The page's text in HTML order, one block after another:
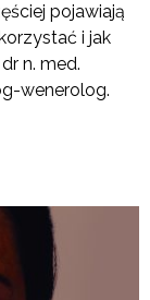
pojawiają
i jak
n. med.
wenerolog.